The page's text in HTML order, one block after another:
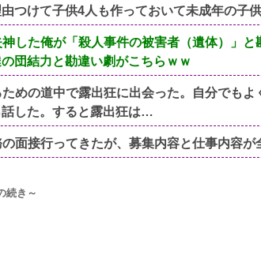
つけて子供4人も作っておいて未成年の子
神した俺が「殺人事件の被害者（遺体）」
団結力と勘違い劇がこちらｗｗ
ための道中で露出狂に出会った。自分でも
した。すると露出狂は…
面接行ってきたが、募集内容と仕事内容
続き～